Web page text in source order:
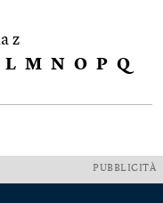
z
L M N O P Q
PUBBLICITÀ